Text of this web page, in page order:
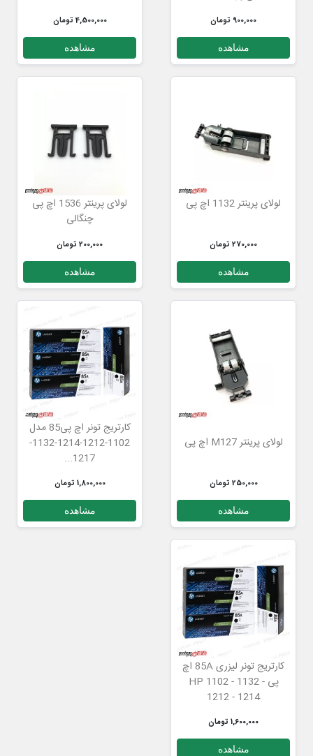
900,000 تومان
مشاهده
4,500,000 تومان
مشاهده
لولای پرینتر 1132 اچ پی
270,000 تومان
مشاهده
لولای پرینتر 1536 اچ پی
چنگالی
200,000 تومان
مشاهده
لولای پرینتر M127 اچ پی
250,000 تومان
مشاهده
کارتریج تونر اچ پی85 مدل
1102-1212-1214-1132-
1217...
1,800,000 تومان
مشاهده
کارتریج تونر لیزری 85A اچ
پی HP 1102 - 1132 -
1212 - 1214
1,600,000 تومان
مشاهده